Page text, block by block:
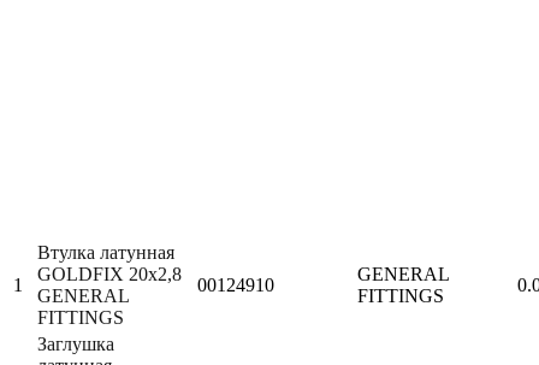
1
Втулка латунная
GOLDFIX 20х2,8
GENERAL
FITTINGS
00124910
GENERAL
FITTINGS
Заглушка